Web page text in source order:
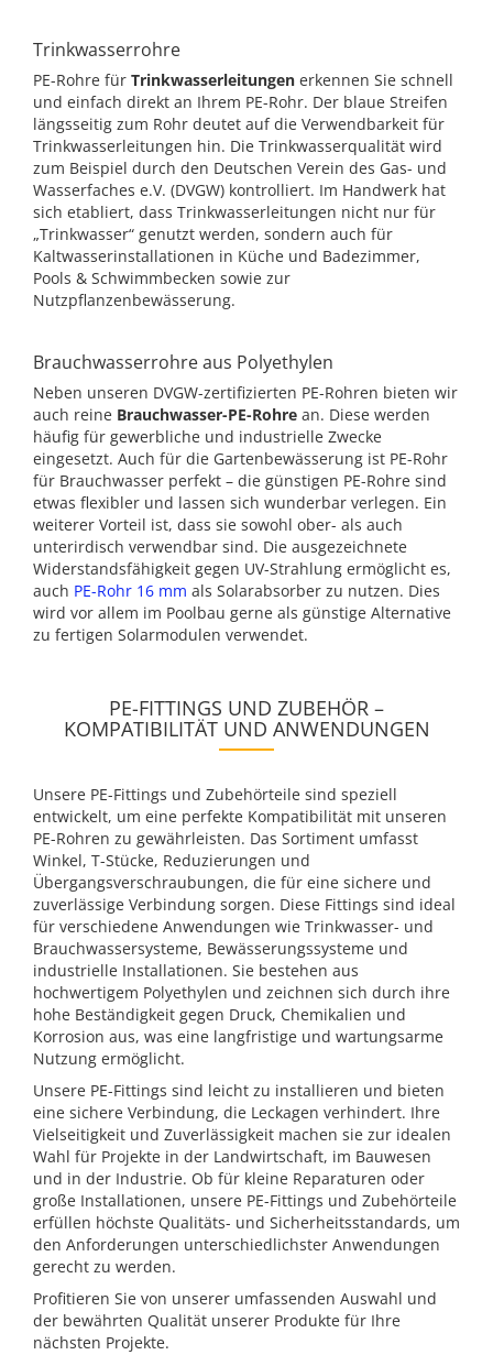
Trinkwasserrohre
PE-Rohre für Trinkwasserleitungen erkennen Sie schnell
und einfach direkt an Ihrem PE-Rohr. Der blaue Streifen
längsseitig zum Rohr deutet auf die Verwendbarkeit für
Trinkwasserleitungen hin. Die Trinkwasserqualität wird
zum Beispiel durch den Deutschen Verein des Gas- und
Wasserfaches e.V. (DVGW) kontrolliert. Im Handwerk hat
sich etabliert, dass Trinkwasserleitungen nicht nur für
„Trinkwasser“ genutzt werden, sondern auch für
Kaltwasserinstallationen in Küche und Badezimmer,
Pools & Schwimmbecken sowie zur
Nutzpflanzenbewässerung.
Brauchwasserrohre aus Polyethylen
Neben unseren DVGW-zertifizierten PE-Rohren bieten wir
auch reine Brauchwasser-PE-Rohre an. Diese werden
häufig für gewerbliche und industrielle Zwecke
eingesetzt. Auch für die Gartenbewässerung ist PE-Rohr
für Brauchwasser perfekt – die günstigen PE-Rohre sind
etwas flexibler und lassen sich wunderbar verlegen. Ein
weiterer Vorteil ist, dass sie sowohl ober- als auch
unterirdisch verwendbar sind. Die ausgezeichnete
Widerstandsfähigkeit gegen UV-Strahlung ermöglicht es,
auch PE-Rohr 16 mm als Solarabsorber zu nutzen. Dies
wird vor allem im Poolbau gerne als günstige Alternative
zu fertigen Solarmodulen verwendet.
PE-FITTINGS UND ZUBEHÖR –
KOMPATIBILITÄT UND ANWENDUNGEN
Unsere PE-Fittings und Zubehörteile sind speziell
entwickelt, um eine perfekte Kompatibilität mit unseren
PE-Rohren zu gewährleisten. Das Sortiment umfasst
Winkel, T-Stücke, Reduzierungen und
Übergangsverschraubungen, die für eine sichere und
zuverlässige Verbindung sorgen. Diese Fittings sind ideal
für verschiedene Anwendungen wie Trinkwasser- und
Brauchwassersysteme, Bewässerungssysteme und
industrielle Installationen. Sie bestehen aus
hochwertigem Polyethylen und zeichnen sich durch ihre
hohe Beständigkeit gegen Druck, Chemikalien und
Korrosion aus, was eine langfristige und wartungsarme
Nutzung ermöglicht.
Unsere PE-Fittings sind leicht zu installieren und bieten
eine sichere Verbindung, die Leckagen verhindert. Ihre
Vielseitigkeit und Zuverlässigkeit machen sie zur idealen
Wahl für Projekte in der Landwirtschaft, im Bauwesen
und in der Industrie. Ob für kleine Reparaturen oder
große Installationen, unsere PE-Fittings und Zubehörteile
erfüllen höchste Qualitäts- und Sicherheitsstandards, um
den Anforderungen unterschiedlichster Anwendungen
gerecht zu werden.
Profitieren Sie von unserer umfassenden Auswahl und
der bewährten Qualität unserer Produkte für Ihre
nächsten Projekte.